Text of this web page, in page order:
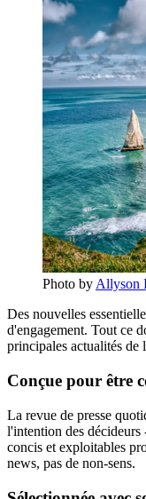
Photo by Allyson
Des nouvelles
d'engagement. Tout ce
principales actualités de
Conçue pour être
La revue de presse
l'intention des décideurs
concis et exploitables
news, pas de non-sens.